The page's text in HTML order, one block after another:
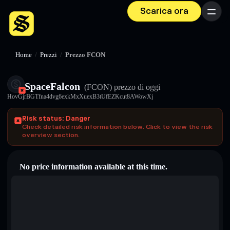
Scarica ora Menu
Home / Prezzi / Prezzo FCON
SpaceFalcon (FCON) prezzo di oggi
HovGjrBGTfna4dvg6exkMxXuexB3tUfEZKcut8AWowXj
Risk status: Danger
Check detailed risk information below. Click to view the risk
overview section.
No price information available at this time.